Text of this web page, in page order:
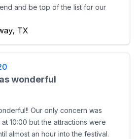
and be top of the list for our
TX
wonderful
Our only concern was
10:00 but the attractions were
almost an hour into the festival.